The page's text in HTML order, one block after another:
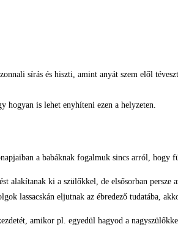
sírás és hiszti, amint anyát szem elől
hogyan is lehet enyhíteni ezen a helyzeten.
a babáknak fogalmuk sincs arról, hogy
alakítanak ki a szülőkkel, de elsősorban
lassacskán eljutnak az ébredező tudatába,
amikor pl. egyedül hagyod a